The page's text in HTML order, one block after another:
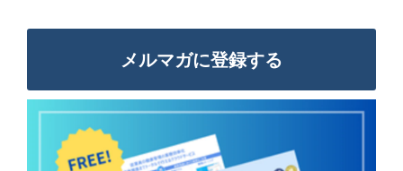
メルマガに登録する